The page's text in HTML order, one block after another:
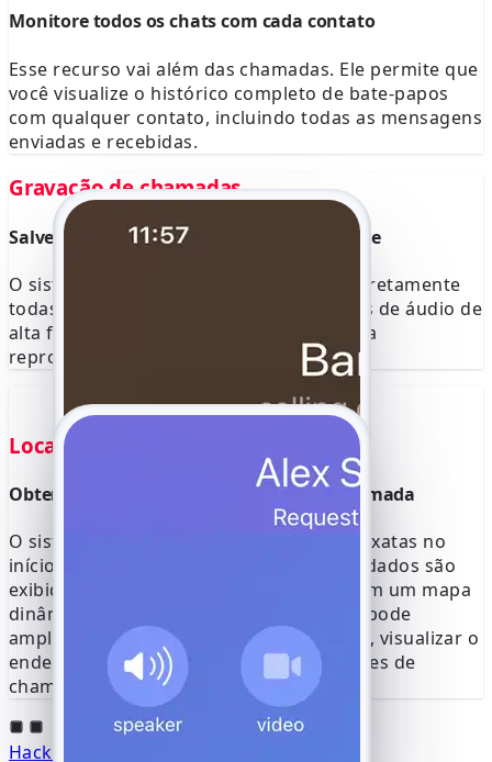
Monitore todos os chats com cada contato
Esse recurso vai além das chamadas. Ele permite que
você visualize o histórico completo de bate-papos
com qualquer contato, incluindo todas as mensagens
enviadas e recebidas.
Gravação de chamadas
Salve todas as conversas em alta qualidade
O sistema grava automaticamente e discretamente
todas as chamadas do YouTube. Arquivos de áudio de
alta fidelidade são salvos no console para
reprodução ou download.
Localização GPS
Obtenha o ponto GPS preciso de cada chamada
O sistema captura as coordenadas GPS exatas no
início e no final de cada chamada. Esses dados são
exibidos como uma localização precisa em um mapa
dinâmico de satélite no seu portal. Você pode
ampliar para ver detalhes ao nível da rua, visualizar o
endereço da localização e analisar padrões de
chamadas com base na geografia.
Hackeie o YouTube online